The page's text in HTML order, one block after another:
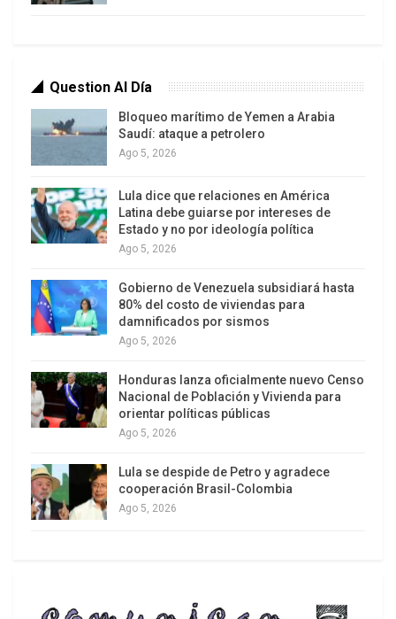
inmediatas de la población afectada y cómo
ejecutar un plan de inversiones para la
reconstrucción bajo una perspectiva de desarrollo
Entender el punto en el que estamos como
sociedad, pasa por considerar que antes del
trágico evento del 24 de junio, otros sismos de
posibles dificultades futuras, podrían
incrementar de manera exponencial los efectos
del quehacer de la naturaleza. A tal efecto, se
condicionantes esenciales:
a) El terremoto de las sanciones
Question Al Día
Bloqueo marítimo de Yemen a Arabia
Saudí: ataque a petrolero
Ago 5, 2026
Lula dice que relaciones en América
Latina debe guiarse por intereses de
Estado y no por ideología política
Ago 5, 2026
Gobierno de Venezuela subsidiará hasta
80% del costo de viviendas para
damnificados por sismos
Ago 5, 2026
Honduras lanza oficialmente nuevo Censo
Nacional de Población y Vivienda para
orientar políticas públicas
Ago 5, 2026
Lula se despide de Petro y agradece
cooperación Brasil-Colombia
Ago 5, 2026